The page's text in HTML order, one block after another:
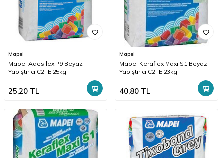
Mapei
Mapei Adesilex P9 Beyaz
Yapıştırıcı C2TE 25kg
25,20 TL
Mapei
Mapei Keraflex Maxi S1 Beyaz
Yapıştırıcı C2TE 23kg
40,80 TL